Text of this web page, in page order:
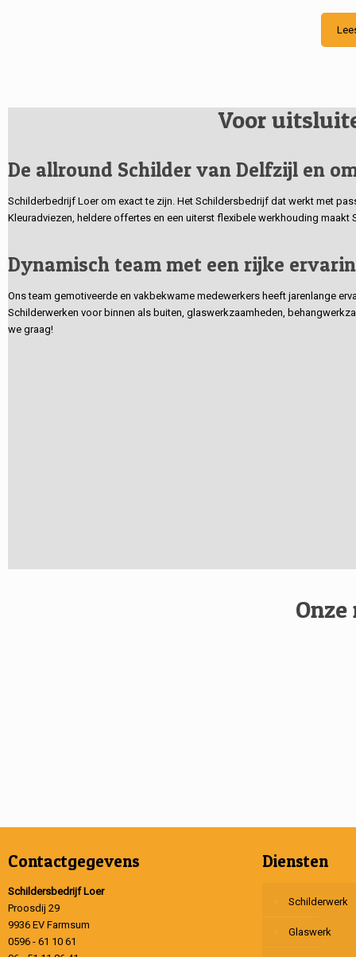
Voor
De allround Schilder van Delfzijl en
Schilderbedrijf Loer om exact te zijn. Het Schildersbedrijf dat werkt met
Kleuradviezen, heldere offertes en een uiterst flexibele werkhouding
Dynamisch team met een rijke
Ons team gemotiveerde en vakbekwame medewerkers heeft jarenlange
Schilderwerken voor binnen als buiten, glaswerkzaamheden,
we graag!
Contactgegevens
Schildersbedrijf Loer
Proosdij 29
9936 EV Farmsum
0596 - 61 10 61
Diensten
Schilderwerk
Glaswerk